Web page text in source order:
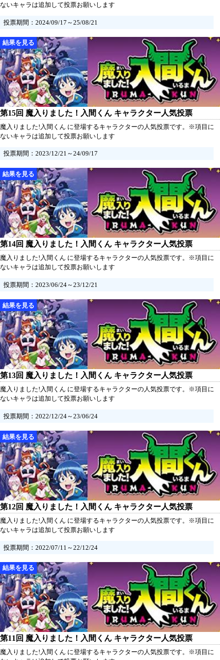
ないキャラは追加して投票お願いします
投票期間：2024/09/17～25/08/21
第15回 魔入りました！入間くん キャラクター人気投票
魔入りました!入間くん に登場するキャラクターの人気投票です。※項目に
ないキャラは追加して投票お願いします
投票期間：2023/12/21～24/09/17
第14回 魔入りました！入間くん キャラクター人気投票
魔入りました!入間くん に登場するキャラクターの人気投票です。※項目に
ないキャラは追加して投票お願いします
投票期間：2023/06/24～23/12/21
第13回 魔入りました！入間くん キャラクター人気投票
魔入りました!入間くん に登場するキャラクターの人気投票です。※項目に
ないキャラは追加して投票お願いします
投票期間：2022/12/24～23/06/24
第12回 魔入りました！入間くん キャラクター人気投票
魔入りました!入間くん に登場するキャラクターの人気投票です。※項目に
ないキャラは追加して投票お願いします
投票期間：2022/07/11～22/12/24
第11回 魔入りました！入間くん キャラクター人気投票
魔入りました!入間くん に登場するキャラクターの人気投票です。※項目に